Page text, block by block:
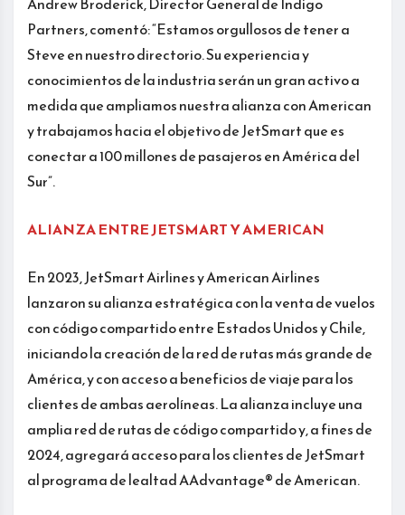
Partners, comentó: “Estamos orgullosos de tener a
Steve en nuestro directorio. Su experiencia y
conocimientos de la industria serán un gran activo a
medida que ampliamos nuestra alianza con American
y trabajamos hacia el objetivo de JetSmart que es
conectar a 100 millones de pasajeros en América del
Sur”.
ALIANZA ENTRE JETSMART Y AMERICAN
En 2023, JetSmart Airlines y American Airlines
lanzaron su alianza estratégica con la venta de vuelos
con código compartido entre Estados Unidos y Chile,
iniciando la creación de la red de rutas más grande de
América, y con acceso a beneficios de viaje para los
clientes de ambas aerolíneas. La alianza incluye una
amplia red de rutas de código compartido y, a fines de
2024, agregará acceso para los clientes de JetSmart
al programa de lealtad AAdvantage® de American.